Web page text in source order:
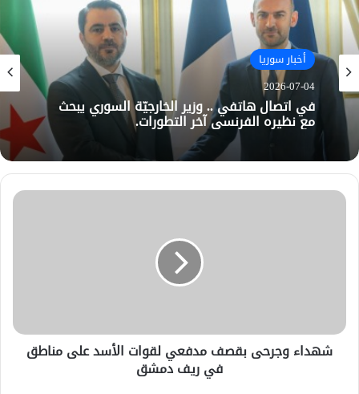
أخبار سوريا
2026-07-04
في اتصال هاتفي .. وزير الخارجيّة السوري يبحث
مع نظيره الفرنسي آخر التطورات.
شهداء وجرحى بقصف مدفعي لقوات الأسد على مناطق
في ريف دمشق